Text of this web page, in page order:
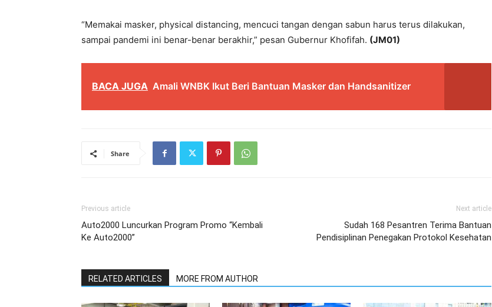
“Memakai masker, physical distancing, mencuci tangan dengan sabun harus terus dilakukan,
sampai pandemi ini benar-benar berakhir,” pesan Gubernur Khofifah. (JM01)
BACA JUGA Amali WNBK Ikut Beri Bantuan Masker dan Handsanitizer
Share
Previous article
Auto2000 Luncurkan Program Promo “Kembali
Ke Auto2000”
Next article
Sudah 168 Pesantren Terima Bantuan
Pendisiplinan Penegakan Protokol Kesehatan
RELATED ARTICLES MORE FROM AUTHOR